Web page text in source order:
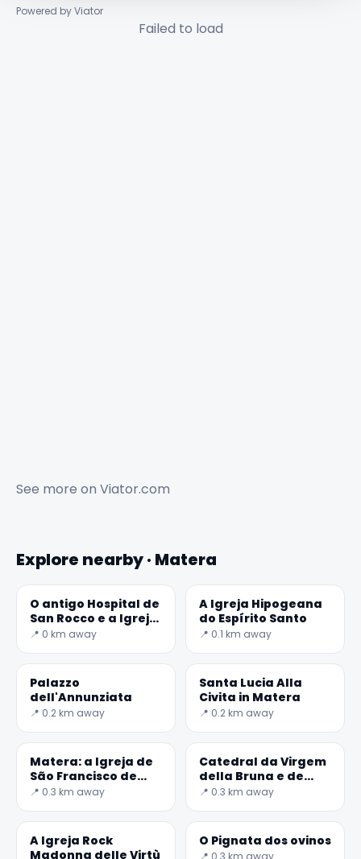
Powered by Viator
Failed to load
See more on Viator.com
Explore nearby · Matera
O antigo Hospital de
San Rocco e a Igreja
de Cristo flagelado
📍 0 km away
A Igreja Hipogeana
do Espírito Santo
📍 0.1 km away
Palazzo
dell'Annunziata
📍 0.2 km away
Santa Lucia Alla
Civita in Matera
📍 0.2 km away
Matera: a Igreja de
São Francisco de
Assis
📍 0.3 km away
Catedral da Virgem
della Bruna e de
Sant'Eustachio
📍 0.3 km away
A Igreja Rock
Madonna delle Virtù
O Pignata dos ovinos
✕